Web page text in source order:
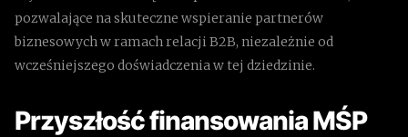
pozwalające na skuteczne wspieranie partnerów
biznesowych w ramach relacji B2B, niezależnie od
wcześniejszego doświadczenia w tej dziedzinie.
Przyszłość finansowania MŚP